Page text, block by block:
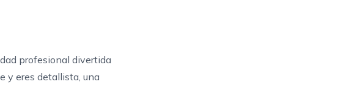
profesional divertida
y eres detallista, una